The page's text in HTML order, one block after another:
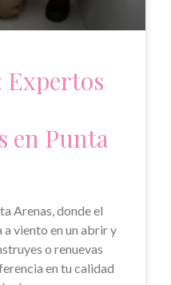
Expertos
en Punta
Arenas, donde el
viento en un abrir y
o renuevas
en tu calidad